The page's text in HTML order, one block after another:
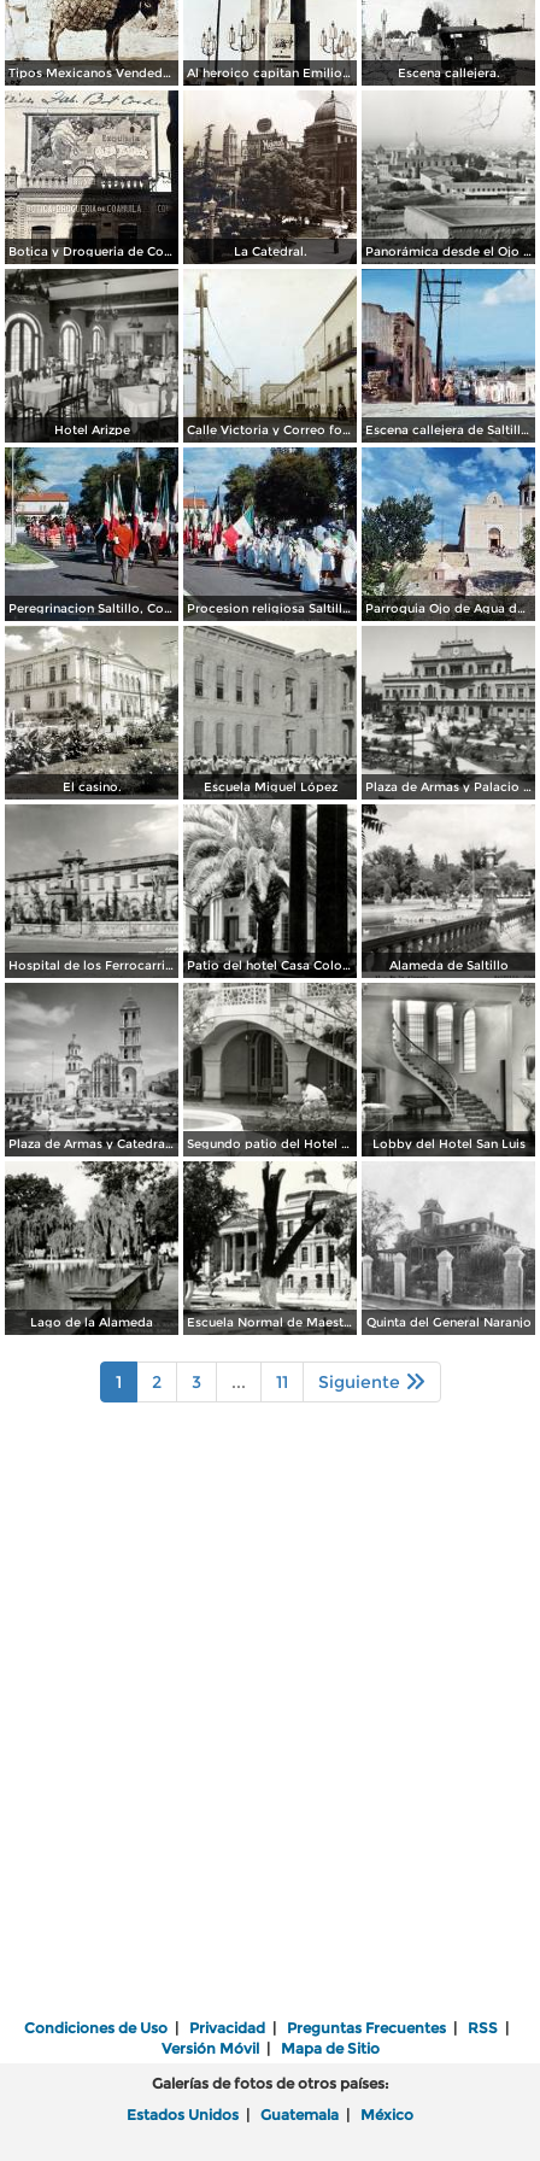
Tipos Mexicanos Vendedores de paja. ( Circulada el 20 de Mayo de 1907 ). Al heroico capitan Emilio Carranza. Escena callejera.
Botica y Drogueria de Coahuila. La Catedral. Panorámica desde el Ojo de Agua
Hotel Arizpe Calle Victoria y Correo foto Macias ( Circulada el 18 de Julio de 1912 ). Escena callejera de Saltillo, Coahuila 1959.
Peregrinacion Saltillo, Coahuila 1959 Procesion religiosa Saltillo, Coahuila 1959. Parroquia Ojo de Agua donde se venera el Santo Cristo Saltillo, Coahuila 1959
El casino. Escuela Miguel López Plaza de Armas y Palacio de Gobierno
Hospital de los Ferrocarriles Patio del hotel Casa Colonial Alameda de Saltillo
Plaza de Armas y Catedral de Saltillo Segundo patio del Hotel Arizpe Lobby del Hotel San Luis
Lago de la Alameda Escuela Normal de Maestros Quinta del General Naranjo
1 2 3 ... 11 Siguiente
Condiciones de Uso | Privacidad | Preguntas Frecuentes | RSS |
Versión Móvil| Mapa de Sitio
Galerías de fotos de otros países:
Estados Unidos | Guatemala | México